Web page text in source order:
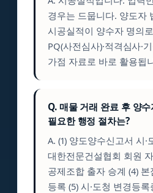
경우는 드뭅니다. 양도자
시공실적이 양수자 명의
PQ(사전심사)·적격심사·
가점 자료로 바로 활용됩
Q. 매물 거래 완료 후 양
필요한 행정 절차는?
A. (1) 양도양수신고서 시·
대한전문건설협회 회원
공제조합 출자 승계 (4)
등록 (5) 시·도청 변경등